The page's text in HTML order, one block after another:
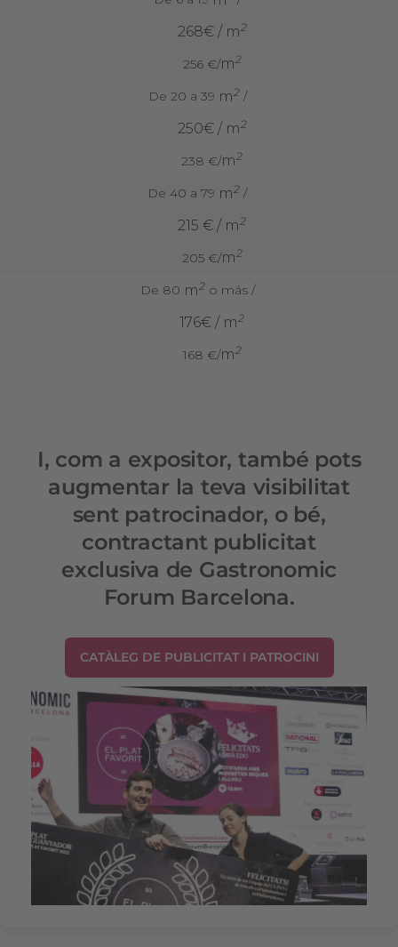
268€ / m 2
256 €/m 2
De 20 a 39 m 2 /
250€ / m 2
238 €/m2
De 40 a 79 m 2 /
215 € / m2
205 €/m 2
De 80 m 2 o más /
176€ / m2
168 €/m 2
I, com a expositor, també pots
augmentar la teva visibilitat
sent patrocinador, o bé,
contractant publicitat
exclusiva de Gastronomic
Forum Barcelona.
CATÀLEG DE PUBLICITAT I PATROCINI